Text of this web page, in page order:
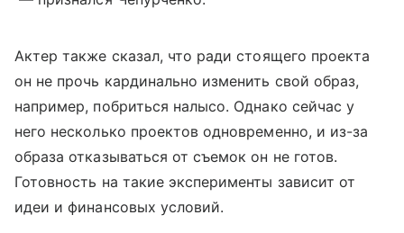
Актер также сказал, что ради стоящего проекта
он не прочь кардинально изменить свой образ,
например, побриться налысо. Однако сейчас у
него несколько проектов одновременно, и из-за
образа отказываться от съемок он не готов.
Готовность на такие эксперименты зависит от
идеи и финансовых условий.